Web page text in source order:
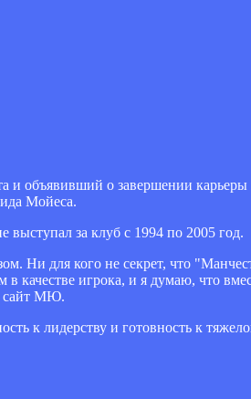
объявивший о завершении карьеры
Мойеса.
за клуб с 1994 по 2005 год.
Ни для кого не секрет, что
качестве игрока, и я думаю, что
сайт МЮ.
к лидерству и готовность к